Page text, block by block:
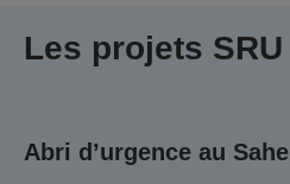
Les projets SRU
Abri d’urgence au Sahel